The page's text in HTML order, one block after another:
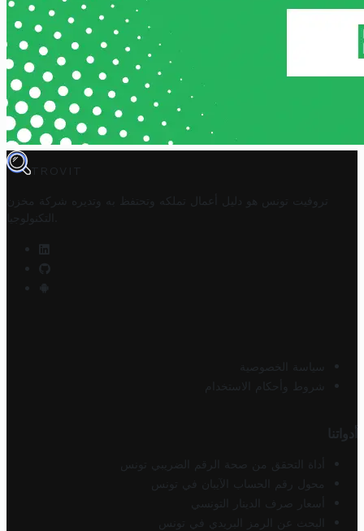
TROVIT
تروفيت تونس هو دليل أعمال تملكه وتحتفظ به وتديره
شركة مخزن
التكنولوجيا
سياسة الخصوصية
شروط وأحكام الاستخدام
أدواتنا
أداة التحقق من صحة الرقم الضريبي تونس
محول رقم الحساب الآيبان في تونس
أسعار صرف الدينار التونسي
البحث عن الرمز البريدي في تونس